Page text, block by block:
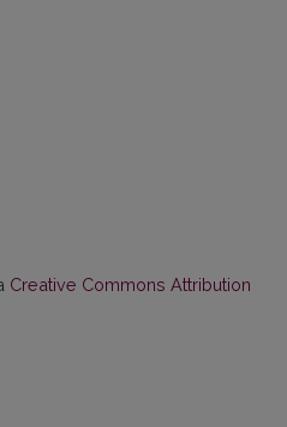
Creative Commons Attribution